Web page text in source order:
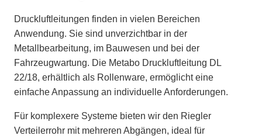
Druckluftleitungen finden in vielen Bereichen
Anwendung. Sie sind unverzichtbar in der
Metallbearbeitung, im Bauwesen und bei der
Fahrzeugwartung. Die Metabo Druckluftleitung DL
22/18, erhältlich als Rollenware, ermöglicht eine
einfache Anpassung an individuelle Anforderungen.
Für komplexere Systeme bieten wir den Riegler
Verteilerrohr mit mehreren Abgängen, ideal für